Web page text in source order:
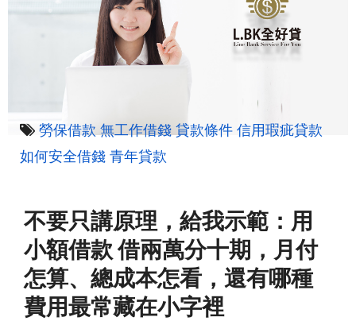
勞保借款 無工作借錢 貸款條件 信用瑕疵貸款
如何安全借錢 青年貸款
不要只講原理，給我示範：用
小額借款 借兩萬分十期，月付
怎算、總成本怎看，還有哪種
費用最常藏在小字裡